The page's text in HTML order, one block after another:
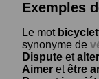
Exemples
Le mot
synonyme de
Dispute et
Aimer etêtre